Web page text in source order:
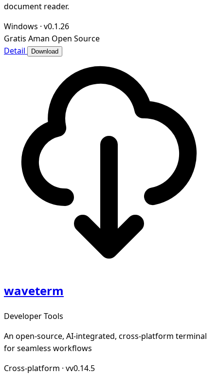
document reader.
Windows · v0.1.26
Gratis Aman Open Source
Detail
Download
waveterm
Developer Tools
An open-source, AI-integrated, cross-platform terminal
for seamless workflows
Cross-platform · vv0.14.5